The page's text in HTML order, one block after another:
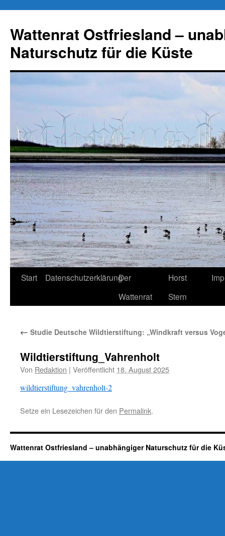
springen
Wattenrat Ostfriesland –
Naturschutz für die Küste
Start DatenschutzerklärungDer
Wattenrat
Horst
Stern
← Studie Deutsche Wildtierstiftung: „Windkraft versus
Wildtierstiftung_Vahrenholt
Von Redaktion | Veröffentlicht 18. August 2025
wildtierstiftung_vahrenholt-2
Setze ein Lesezeichen für den Permalink.
Wattenrat Ostfriesland – unabhängiger Naturschutz für die